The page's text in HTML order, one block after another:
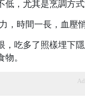
，尤其是烹調方
，時間一長，血壓
，吃多了照樣埋下
。